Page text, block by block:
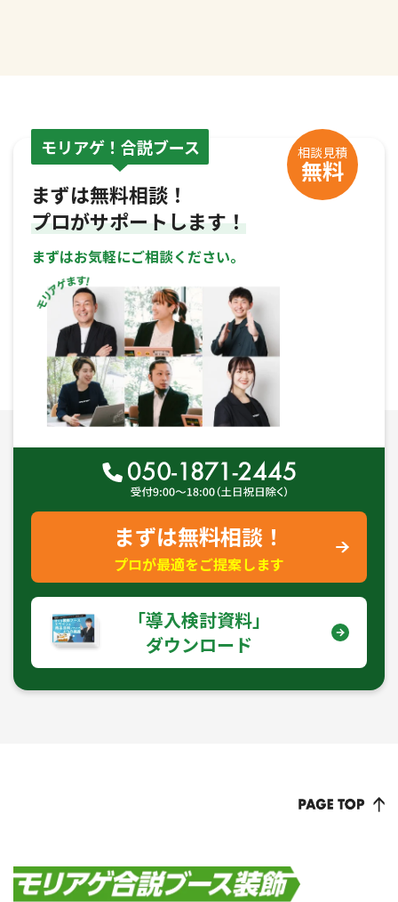
モリアゲ！合説ブース 相談見積
無料
まずは無料相談！
プロがサポートします！
まずはお気軽にご相談ください。
まずは無料相談！
プロが最適をご提案します
｢導入検討資料｣
ダウンロード